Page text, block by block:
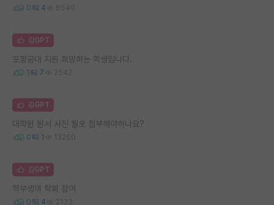
0 4 6549
김GPT
포항공대 지원 희망하는 학생입니다.
1 7 2542
김GPT
대학원 원서 사진 뭘로 첨부해야하나요?
0 1 13260
김GPT
학부생의 학회 참여
0 4 2133